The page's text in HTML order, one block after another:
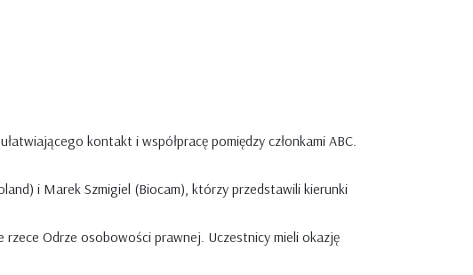
kontakt i współpracę pomiędzy członkami ABC.
i Marek Szmigiel (Biocam), którzy przedstawili kierunki
rzece Odrze osobowości prawnej. Uczestnicy mieli okazję